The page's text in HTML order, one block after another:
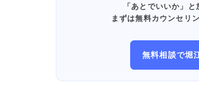
「あとでいいか」
まずは無料カウンセリ
無料相談で堀